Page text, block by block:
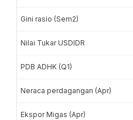
Gini rasio (Sem2)
Nilai Tukar USDIDR
PDB ADHK (Q1)
Neraca perdagangan (Apr)
Ekspor Migas (Apr)